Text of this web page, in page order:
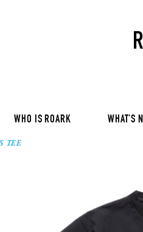
Pants / Shorts
WHO IS ROARK WHAT'S
TEE